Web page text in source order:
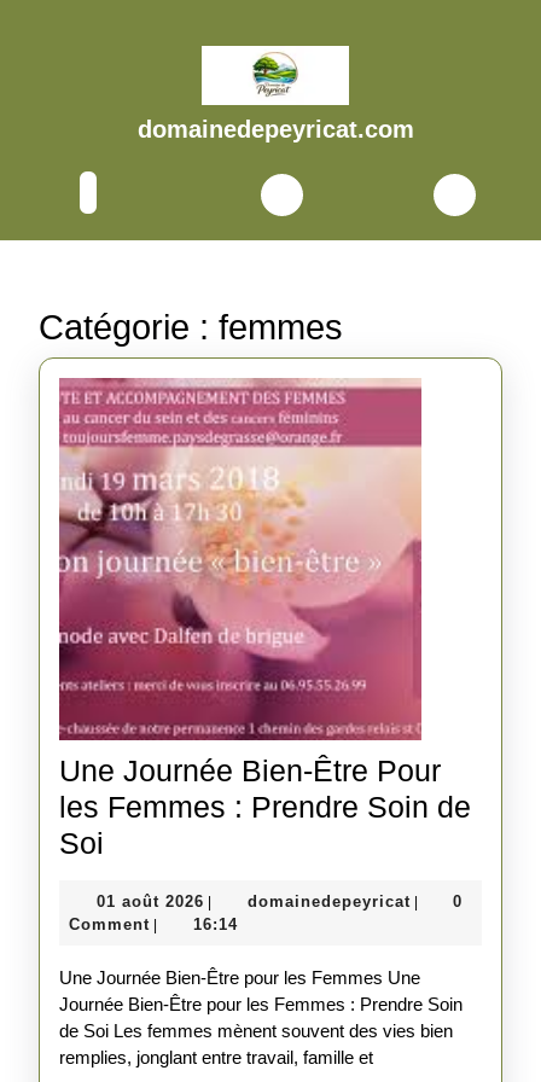
domainedepeyricat.com
Catégorie : femmes
Une Journée Bien-Être Pour
les Femmes : Prendre Soin de
Soi
Bien-
Pour
les
Femmes
01 août 2026 01
août
| domainedepeyricat |
0
Comment | 16:14
Une Journée Bien-Être pour les Femmes Une
Journée Bien-Être pour les Femmes : Prendre Soin
de Soi Les femmes mènent souvent des vies bien
remplies, jonglant entre travail, famille et